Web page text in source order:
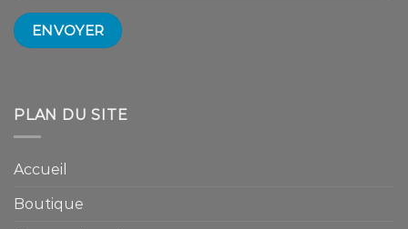
PLAN DU SITE
Accueil
Boutique